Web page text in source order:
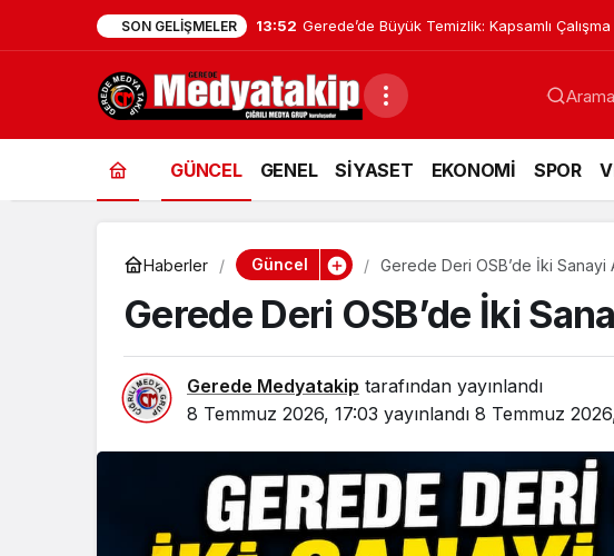
SON GELIŞMELER 13:24 Bolu’dan Türkiye’ye Örnek Oluyor, Yoğun
GÜNCEL GENEL SİYASET EKONOMİ SPOR
Haberler Güncel Gerede Deri OSB’de İki Sanayi
Gerede Deri OSB’de İki
Gerede Medyatakip tarafından yayınlandı
8 Temmuz 2026, 17:03 yayınlandı 8 Temmuz